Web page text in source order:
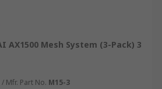
เพื่อเก็บข้อมูลและ
ได้อย่างมีประสิทธิภาพ
ยะยาว : แม้จะมีต้นทุนเริ่มต้นที่
ามทนทานและประสิทธิภาพที่
AX1500 Mesh System (3-Pack) 3
Mfr. Part No. M15-3